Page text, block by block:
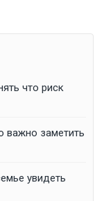
что риск
важно заметить
увидеть